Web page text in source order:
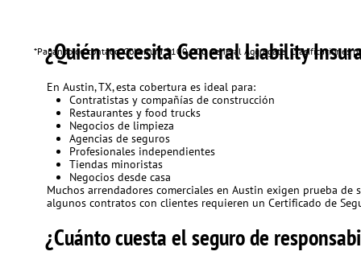
*Pagando de contado. Cobertura $100,000 General Aggregate. Clasificaciones
¿Quién necesita General Liability
En Austin, TX, esta cobertura es ideal para:
Contratistas y compañías de construcción
Restaurantes y food trucks
Negocios de limpieza
Agencias de seguros
Profesionales independientes
Tiendas minoristas
Negocios desde casa
Muchos arrendadores comerciales en Austin exigen prueba
algunos contratos con clientes requieren un Certificado de
¿Cuánto cuesta el seguro de